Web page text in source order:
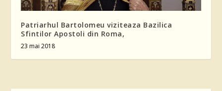
Patriarhul Bartolomeu viziteaza Bazilica
Sfintilor Apostoli din Roma,
23 mai 2018